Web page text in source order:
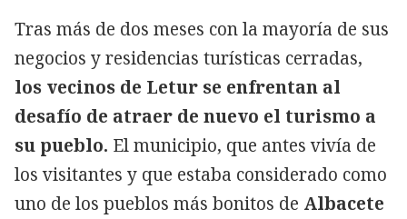
Tras más de dos meses con la mayoría de sus
negocios y residencias turísticas cerradas,
los vecinos de Letur se enfrentan al
desafío de atraer de nuevo el turismo a
su pueblo. El municipio, que antes vivía de
los visitantes y que estaba considerado como
uno de los pueblos más bonitos de Albacete